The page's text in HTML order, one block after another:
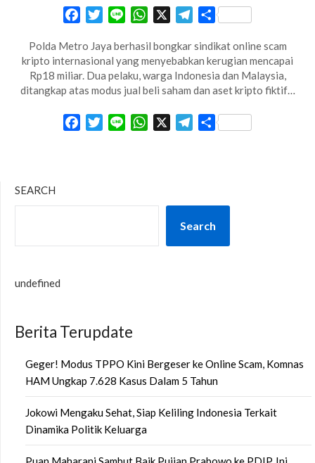
FacebookTwitterLine WhatsApp Telegram
Share
Polda Metro Jaya berhasil bongkar sindikat online scam
kripto internasional yang menyebabkan kerugian mencapai
Rp18 miliar. Dua pelaku, warga Indonesia dan Malaysia,
ditangkap atas modus jual beli saham dan aset kripto fiktif…
FacebookTwitterLine WhatsApp Telegram
Share
SEARCH
Search
undefined
Berita Terupdate
Geger! Modus TPPO Kini Bergeser ke Online Scam, Komnas
HAM Ungkap 7.628 Kasus Dalam 5 Tahun
Jokowi Mengaku Sehat, Siap Keliling Indonesia Terkait
Dinamika Politik Keluarga